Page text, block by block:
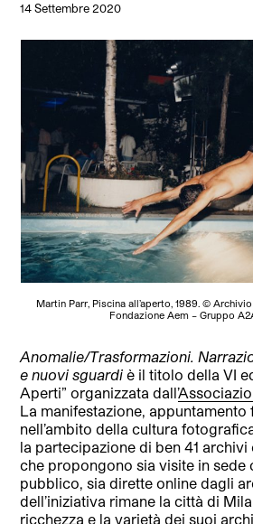
14 Settembre 2020
Martin Parr, Piscina all’aperto, 1989. ©
Fondazione Aem – Gruppo
Anomalie/Trasformazioni.
e nuovi sguardi è il titolo della VI
Aperti” organizzata dall’
La manifestazione, appuntamento
nell’ambito della cultura
la partecipazione di ben 41
che propongono sia visite in sede
pubblico, sia dirette online dagli
dell’iniziativa rimane la città di
ricchezza e la varietà dei suoi